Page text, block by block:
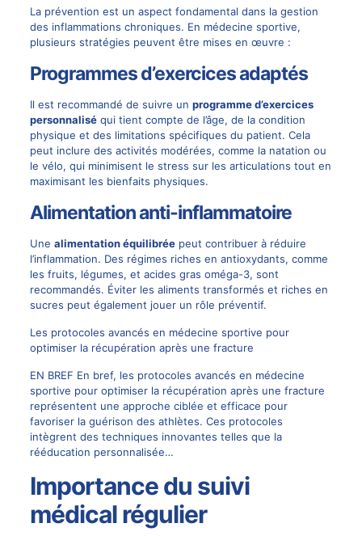
La prévention est un aspect fondamental dans la gestion
des inflammations chroniques. En médecine sportive,
plusieurs stratégies peuvent être mises en œuvre :
Programmes d’exercices adaptés
Il est recommandé de suivre un programme d’exercices
personnaliséqui tient compte de l’âge, de la condition
physique et des limitations spécifiques du patient. Cela
peut inclure des activités modérées, comme la natation ou
le vélo, qui minimisent le stress sur les articulations tout en
maximisant les bienfaits physiques.
Alimentation anti-inflammatoire
Une alimentation équilibréepeut contribuer à réduire
l’inflammation. Des régimes riches en antioxydants, comme
les fruits, légumes, et acides gras oméga-3, sont
recommandés. Éviter les aliments transformés et riches en
sucres peut également jouer un rôle préventif.
Les protocoles avancés en médecine sportive pour
optimiser la récupération après une fracture
EN BREF En bref, les protocoles avancés en médecine
sportive pour optimiser la récupération après une fracture
représentent une approche ciblée et efficace pour
favoriser la guérison des athlètes. Ces protocoles
intègrent des techniques innovantes telles que la
rééducation personnalisée…
Importance du suivi
médical régulier